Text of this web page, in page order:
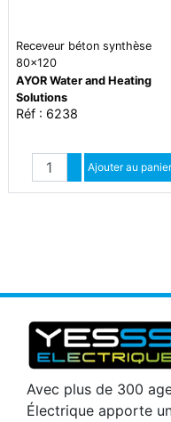
Receveur béton synthèse
80x120
AYOR Water and Heating
Solutions
Réf : 6238
Quantité
Augmenter
Diminuer quantité
Ajouter au panier
Avec plus de 300
Électrique apporte